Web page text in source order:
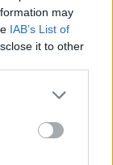
may
IAB’s List of
it to other